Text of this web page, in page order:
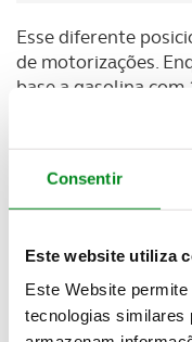
Consentir
Este website utiliza
Este Website
tecnologias similares
Esse diferente
de motorizações.
base a gasolina com
disponível com
Desta forma,
na
híbrida
híbridaplug-incom
acerca da qual a
quaisquer detalhes.